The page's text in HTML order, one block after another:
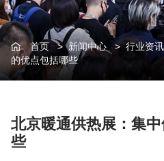
首页>新闻中心>行业资讯
的优点包括哪些
北京暖通供热展：集
些